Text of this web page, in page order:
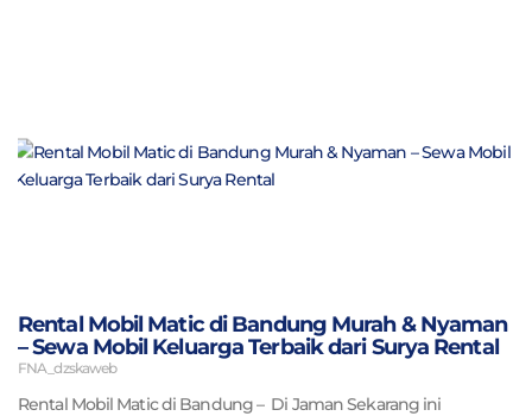
Rental Mobil Matic di Bandung Murah & Nyaman
– Sewa Mobil Keluarga Terbaik dari Surya Rental
FNA_dzskaweb
Rental Mobil Matic di Bandung – Di Jaman Sekarang ini